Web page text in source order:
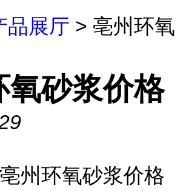
品展厅 > 亳州环氧
氧砂浆价格
亳州环氧砂浆价格